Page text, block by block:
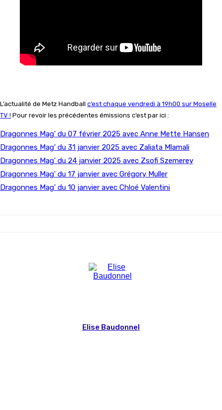
L’actualité de Metz Handball c’est chaque vendredi à 19h00 sur Moselle
TV ! Pour revoir les précédentes émissions c’est par ici :
Dragonnes Mag’ du 07 février 2025 avec Anne Mette Hansen
Dragonnes Mag’ du 31 janvier 2025 avec Zaliata Mlamali
Dragonnes Mag’ du 24 janvier 2025 avec Zsofi Szemerey
Dragonnes Mag’ du 17 janvier avec Grégory Muller
Dragonnes Mag’ du 10 janvier avec Chloé Valentini
Elise Baudonnel